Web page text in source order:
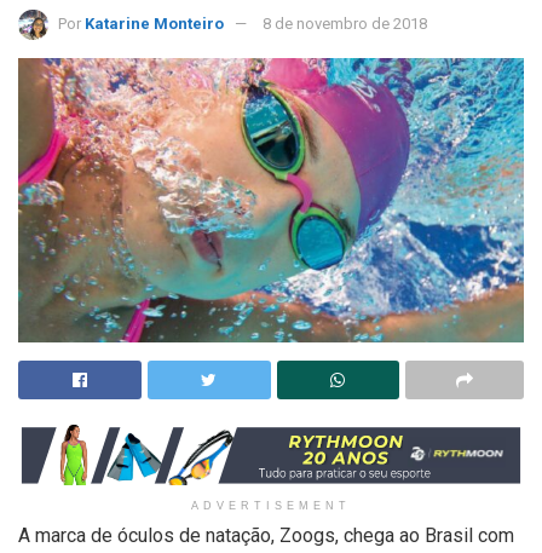
Por Katarine Monteiro 8 de novembro de 2018
ADVERTISEMENT
A marca de óculos de natação, Zoogs, chega ao Brasil com